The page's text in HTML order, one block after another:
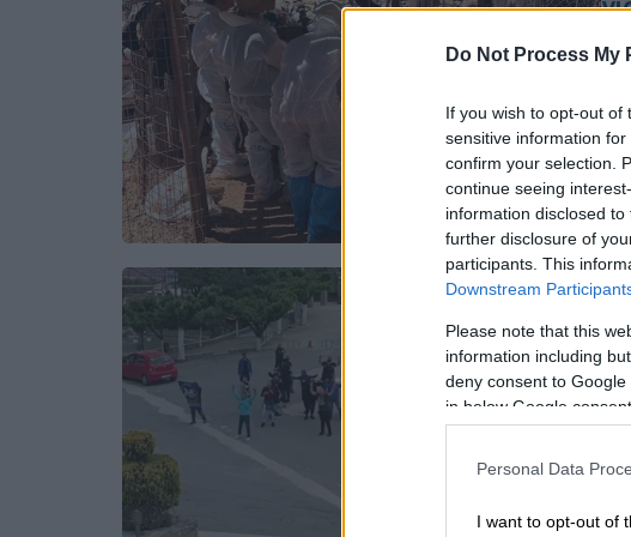
Do Not Process My
If you wish to opt-out of
sensitive information
confirm your selection.
continue seeing
information disclosed
further disclosure of
participants. This
Downstream
Please note that this
information including
deny consent to
in below Google
Personal Data
I want to opt-out of